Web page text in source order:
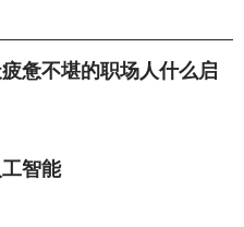
惫不堪的职场人什么启
智能